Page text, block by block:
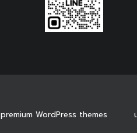
premium WordPress themes